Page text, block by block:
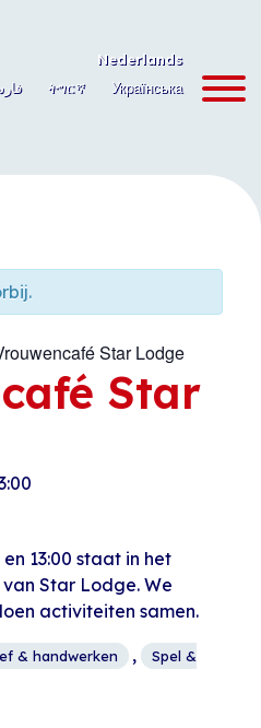
Nederlands
ትግርኛ Українська
Star Lodge
Star
13:00 staat in het
Star Lodge. We
activiteiten samen.
& handwerken ,
Spel &